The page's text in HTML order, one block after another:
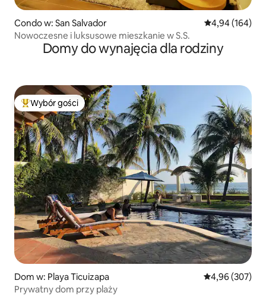
Condo w: San Salvador Średnia
4,94 (164)
Nowoczesne i luksusowe mieszkanie w S.S.
Domy do wynajęcia dla rodziny
Najpopularniejsze z kategorii Wybór gości
Wybór gości
Dom w: Playa Ticuizapa Średnia
4,96 (307)
Prywatny dom przy plaży